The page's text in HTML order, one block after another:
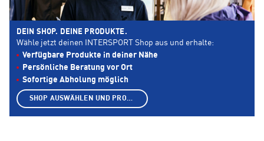
DEIN SHOP. DEINE PRODUKTE.
Wähle jetzt deinen INTERSPORT Shop aus und erhalte:
Verfügbare Produkte in deiner Nähe
Persönliche Beratung vor Ort
Sofortige Abholung möglich
SHOP AUSWÄHLEN UND PRODUKTE ANZEIGEN